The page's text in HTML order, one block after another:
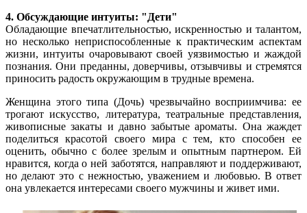
4. Обсуждающие интуиты: "Дети"
Обладающие впечатлительностью, искренностью и талантом,
но несколько неприспособленные к практическим аспектам
жизни, интуиты очаровывают своей уязвимостью и жаждой
познания. Они преданны, доверчивы, отзывчивы и стремятся
приносить радость окружающим в трудные времена.
Женщина этого типа (Дочь) чрезвычайно восприимчива: ее
трогают искусство, литература, театральные представления,
живописные закаты и давно забытые ароматы. Она жаждет
поделиться красотой своего мира с тем, кто способен ее
оценить, обычно с более зрелым и опытным партнером. Ей
нравится, когда о ней заботятся, направляют и поддерживают,
но делают это с нежностью, уважением и любовью. В ответ
она увлекается интересами своего мужчины и живет ими.